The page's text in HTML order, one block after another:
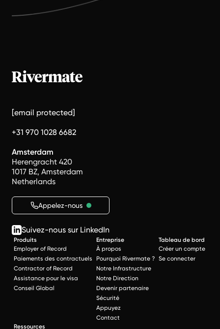
[email protected]
+31 970 1028 6682
Amsterdam
Herengracht 420
1017 BZ, Amsterdam
Netherlands
Appelez-nous
Suivez-nous sur LinkedIn
Produits
Employer of Record
Paiements des contractuels
Contractor of Record
Assistance pour le visa
Conseil Global
Entreprise
À propos
Pourquoi Rivermate ?
Notre Infrastructure
Notre Direction
Devenir partenaire
Sécurité
Appuyez
Contact
Tableau de bord
Créer un compte
Se connecter
Ressources